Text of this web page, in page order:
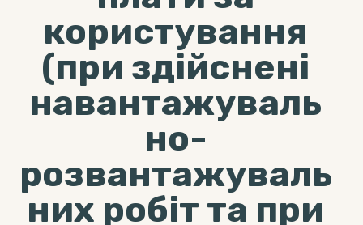
користування
(при здійснені
навантажуваль
но-
розвантажуваль
них робіт та при